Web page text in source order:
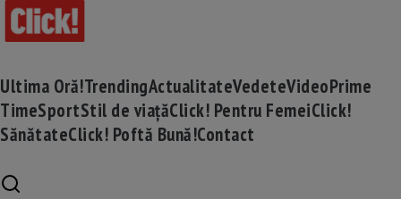
Ultima Oră!TrendingActualitateVedeteVideoPrime
TimeSportStil de viațăClick! Pentru FemeiClick!
SănătateClick! Poftă Bună!Contact